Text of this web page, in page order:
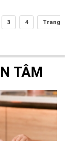
3 4
Trang
TÂM